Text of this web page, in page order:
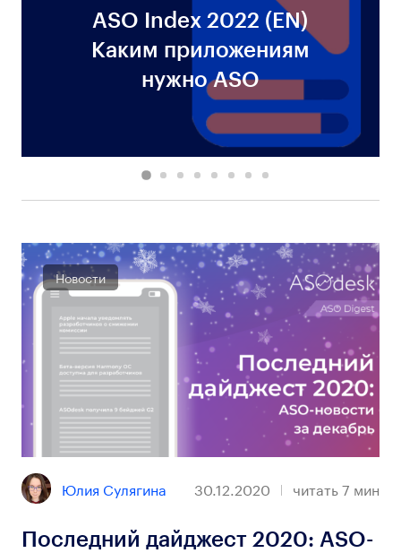
ASO Index 2022 (EN)
Каким приложениям
нужно ASO
Новости
Юлия Сулягина 30.12.2020 читать7 мин
Последний дайджест 2020: ASO-